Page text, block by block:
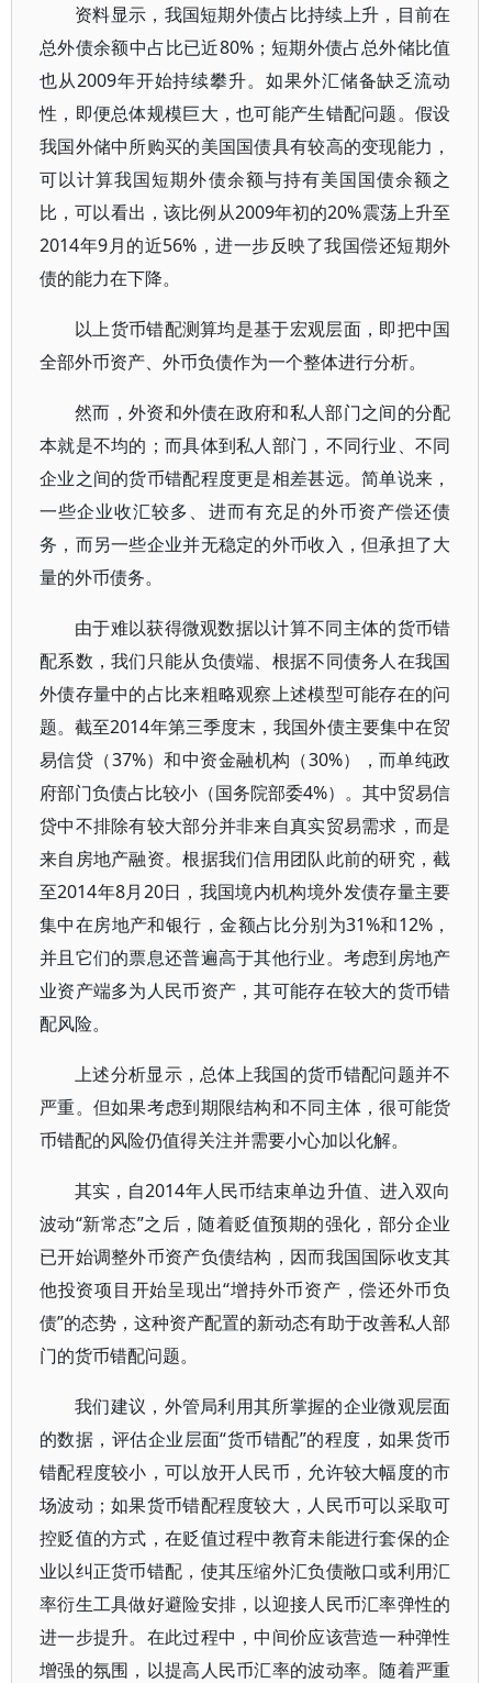
资料显示，我国短期外债占比持续上升，目前在
总外债余额中占比已近80%；短期外债占总外储比值
也从2009年开始持续攀升。如果外汇储备缺乏流动
性，即便总体规模巨大，也可能产生错配问题。假设
我国外储中所购买的美国国债具有较高的变现能力，
可以计算我国短期外债余额与持有美国国债余额之
比，可以看出，该比例从2009年初的20%震荡上升至
2014年9月的近56%，进一步反映了我国偿还短期外
债的能力在下降。
以上货币错配测算均是基于宏观层面，即把中国
全部外币资产、外币负债作为一个整体进行分析。
然而，外资和外债在政府和私人部门之间的分配
本就是不均的；而具体到私人部门，不同行业、不同
企业之间的货币错配程度更是相差甚远。简单说来，
一些企业收汇较多、进而有充足的外币资产偿还债
务，而另一些企业并无稳定的外币收入，但承担了大
量的外币债务。
由于难以获得微观数据以计算不同主体的货币错
配系数，我们只能从负债端、根据不同债务人在我国
外债存量中的占比来粗略观察上述模型可能存在的问
题。截至2014年第三季度末，我国外债主要集中在贸
易信贷（37%）和中资金融机构（30%），而单纯政
府部门负债占比较小（国务院部委4%）。其中贸易信
贷中不排除有较大部分并非来自真实贸易需求，而是
来自房地产融资。根据我们信用团队此前的研究，截
至2014年8月20日，我国境内机构境外发债存量主要
集中在房地产和银行，金额占比分别为31%和12%，
并且它们的票息还普遍高于其他行业。考虑到房地产
业资产端多为人民币资产，其可能存在较大的货币错
配风险。
上述分析显示，总体上我国的货币错配问题并不
严重。但如果考虑到期限结构和不同主体，很可能货
币错配的风险仍值得关注并需要小心加以化解。
其实，自2014年人民币结束单边升值、进入双向
波动“新常态”之后，随着贬值预期的强化，部分企业
已开始调整外币资产负债结构，因而我国国际收支其
他投资项目开始呈现出“增持外币资产，偿还外币负
债”的态势，这种资产配置的新动态有助于改善私人部
门的货币错配问题。
我们建议，外管局利用其所掌握的企业微观层面
的数据，评估企业层面“货币错配”的程度，如果货币
错配程度较小，可以放开人民币，允许较大幅度的市
场波动；如果货币错配程度较大，人民币可以采取可
控贬值的方式，在贬值过程中教育未能进行套保的企
业以纠正货币错配，使其压缩外汇负债敞口或利用汇
率衍生工具做好避险安排，以迎接人民币汇率弹性的
进一步提升。在此过程中，中间价应该营造一种弹性
增强的氛围，以提高人民币汇率的波动率。随着严重